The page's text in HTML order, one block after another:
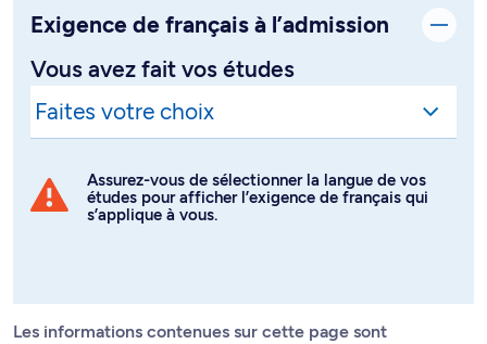
Exigence de français à l’admission
Vous avez fait vos études
Assurez-vous de sélectionner la langue de vos
études pour afficher l’exigence de français qui
s’applique à vous.
Les informations contenues sur cette page sont